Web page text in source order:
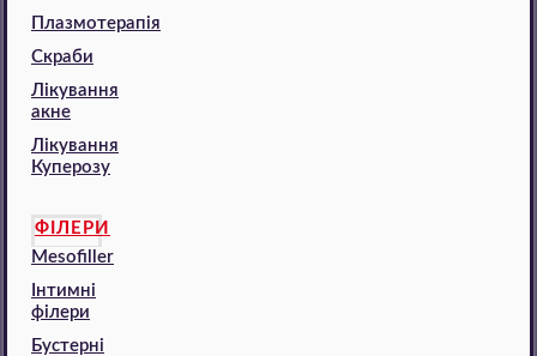
Плазмотерапія
Скраби
Лікування
акне
Лікування
Куперозу
ФІЛЕРИ
Mesofiller
Інтимні
філери
Бустерні